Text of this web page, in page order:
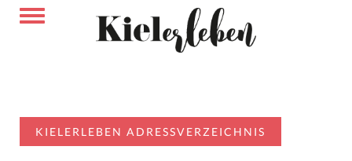
KIELERLEBEN ADRESSVERZEICHNIS